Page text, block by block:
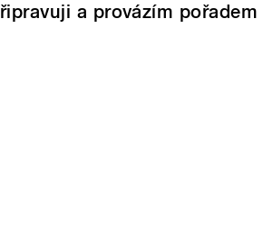
a provázím pořadem